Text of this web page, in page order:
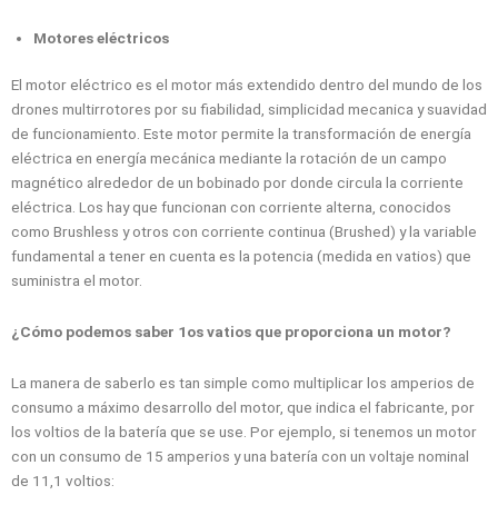
Motores eléctricos
El motor eléctrico es el motor más extendido dentro del mundo de los
drones multirrotores por su fiabilidad, simplicidad mecanica y suavidad
de funcionamiento. Este motor permite la transformación de energía
eléctrica en energía mecánica mediante la rotación de un campo
magnético alrededor de un bobinado por donde circula la corriente
eléctrica. Los hay que funcionan con corriente alterna, conocidos
como Brushless y otros con corriente continua (Brushed) y la variable
fundamental a tener en cuenta es la potencia (medida en vatios) que
suministra el motor.
¿Cómo podemos saber 1os vatios que proporciona un motor?
La manera de saberlo es tan simple como multiplicar los amperios de
consumo a máximo desarrollo del motor, que indica el fabricante, por
los voltios de la batería que se use. Por ejemplo, si tenemos un motor
con un consumo de 15 amperios y una batería con un voltaje nominal
de 11,1 voltios: